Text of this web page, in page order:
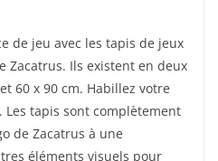
de jeu avec les tapis de jeux
Zacatrus. Ils existent en deux
60 x 90 cm. Habillez votre
Les tapis sont complètement
de Zacatrus à une
éléments visuels pour